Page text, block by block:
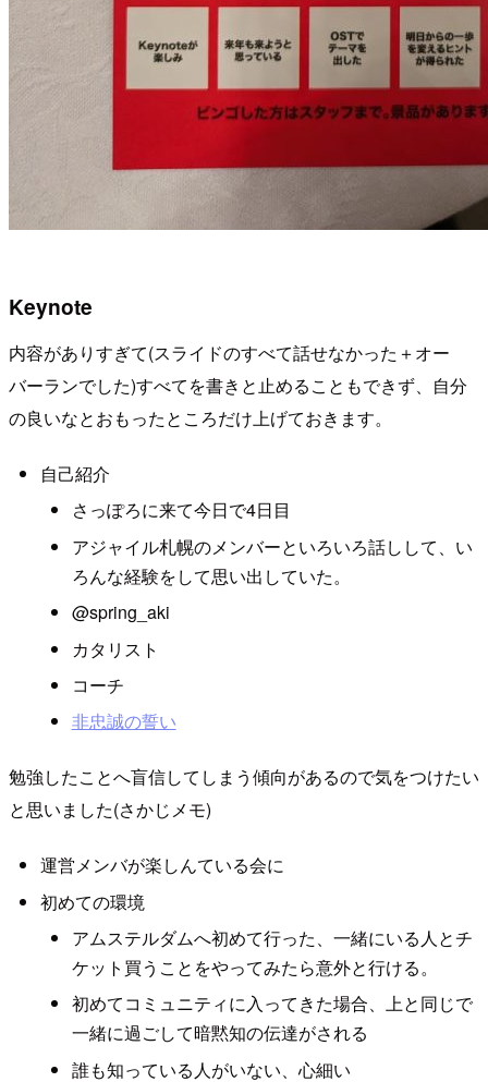
Keynote
内容がありすぎて(スライドのすべて話せなかった＋オー
バーランでした)すべてを書きと止めることもできず、自分
の良いなとおもったところだけ上げておきます。
自己紹介
さっぽろに来て今日で4日目
アジャイル札幌のメンバーといろいろ話しして、い
ろんな経験をして思い出していた。
@spring_aki
カタリスト
コーチ
非忠誠の誓い
勉強したことへ盲信してしまう傾向があるので気をつけたい
と思いました(さかじメモ)
運営メンバが楽しんている会に
初めての環境
アムステルダムへ初めて行った、一緒にいる人とチ
ケット買うことをやってみたら意外と行ける。
初めてコミュニティに入ってきた場合、上と同じで
一緒に過ごして暗黙知の伝達がされる
誰も知っている人がいない、心細い